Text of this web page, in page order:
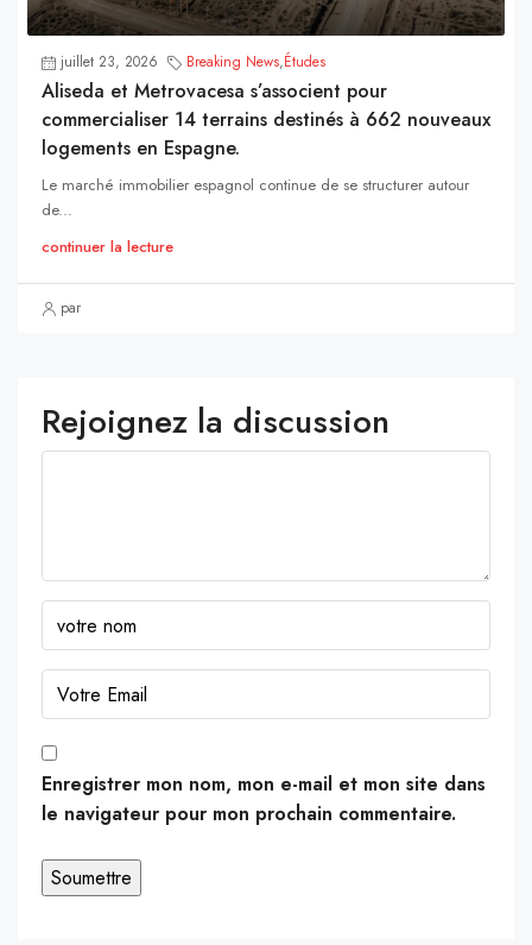
juillet 23, 2026 Breaking News,Études
Aliseda et Metrovacesa s’associent pour
commercialiser 14 terrains destinés à 662 nouveaux
logements en Espagne.
Le marché immobilier espagnol continue de se structurer autour
de...
continuer la lecture
par
Rejoignez la discussion
Enregistrer mon nom, mon e-mail et mon site dans
le navigateur pour mon prochain commentaire.